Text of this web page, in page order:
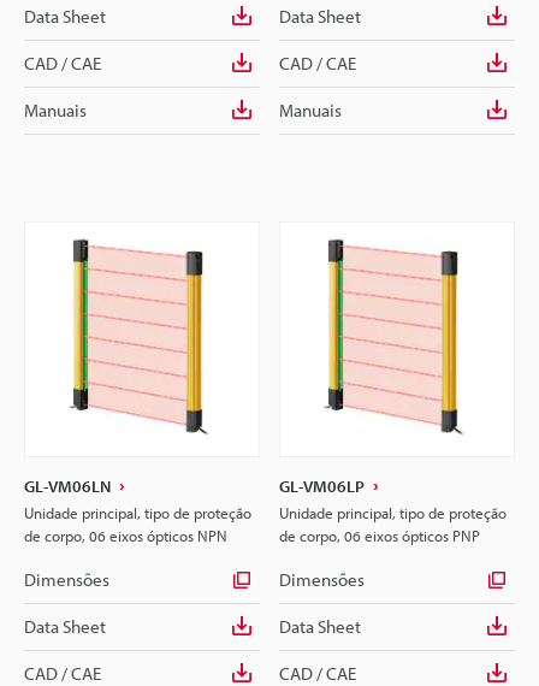
Data Sheet
CAD / CAE
Manuais
Data Sheet
CAD / CAE
Manuais
GL-VM06LN
Unidade principal, tipo de proteção
de corpo, 06 eixos ópticos NPN
Dimensões
Data Sheet
CAD / CAE
GL-VM06LP
Unidade principal, tipo de proteção
de corpo, 06 eixos ópticos PNP
Dimensões
Data Sheet
CAD / CAE